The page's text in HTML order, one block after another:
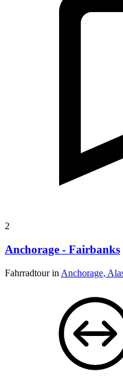
2
Anchorage - Fairbanks
Fahrradtour in Anchorage,